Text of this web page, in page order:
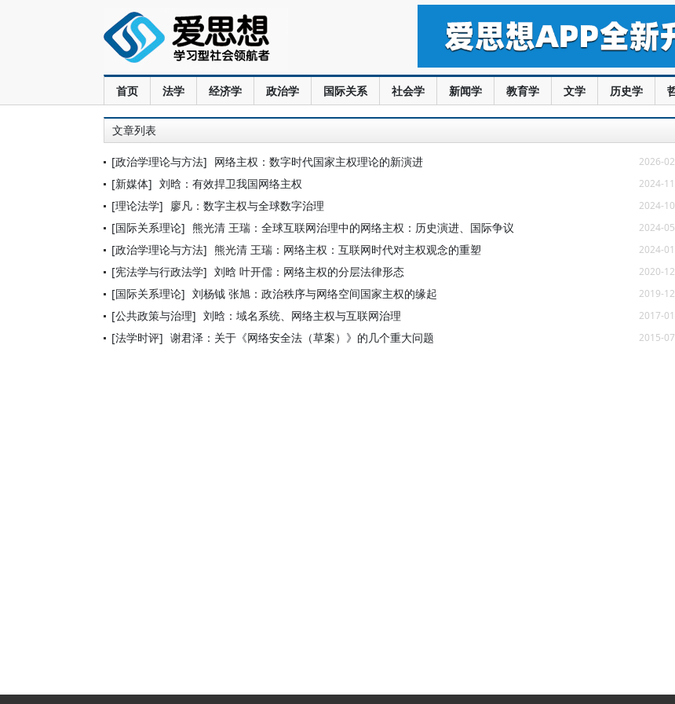
首页 法学 经济学 政治学 国际关系 社会学 新闻学 教育学 文学 历史学
文章列表
[政治学理论与方法] 网络主权：数字时代国家主权理论的新演进 2026-
[新媒体] 刘晗：有效捍卫我国网络主权 2024-
[理论法学] 廖凡：数字主权与全球数字治理 2024-
[国际关系理论] 熊光清 王瑞：全球互联网治理中的网络主权：历史演进、国际争议 2024-
[政治学理论与方法] 熊光清 王瑞：网络主权：互联网时代对主权观念的重塑 2024-
[宪法学与行政法学] 刘晗 叶开儒：网络主权的分层法律形态 2020-
[国际关系理论] 刘杨钺 张旭：政治秩序与网络空间国家主权的缘起 2019-
[公共政策与治理] 刘晗：域名系统、网络主权与互联网治理 2017-
[法学时评] 谢君泽：关于《网络安全法（草案）》的几个重大问题 2015-